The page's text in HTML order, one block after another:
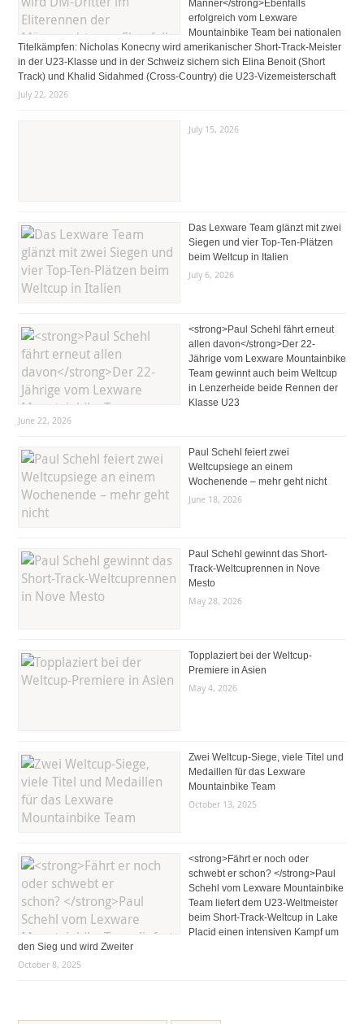
Männer</strong>Ebenfalls
erfolgreich vom Lexware
Mountainbike Team bei nationalen
Titelkämpfen: Nicholas Konecny wird amerikanischer Short-Track-Meister
in der U23-Klasse und in der Schweiz sichern sich Elina Benoit (Short
Track) und Khalid Sidahmed (Cross-Country) die U23-Vizemeisterschaft
July 22, 2026
July 15, 2026
Das Lexware Team glänzt mit zwei
Siegen und vier Top-Ten-Plätzen
beim Weltcup in Italien
July 6, 2026
<strong>Paul Schehl fährt erneut
allen davon</strong>Der 22-
Jährige vom Lexware Mountainbike
Team gewinnt auch beim Weltcup
in Lenzerheide beide Rennen der
Klasse U23
June 22, 2026
Paul Schehl feiert zwei
Weltcupsiege an einem
Wochenende – mehr geht nicht
June 18, 2026
Paul Schehl gewinnt das Short-
Track-Weltcuprennen in Nove
Mesto
May 28, 2026
Topplaziert bei der Weltcup-
Premiere in Asien
May 4, 2026
Zwei Weltcup-Siege, viele Titel und
Medaillen für das Lexware
Mountainbike Team
October 13, 2025
<strong>Fährt er noch oder
schwebt er schon? </strong>Paul
Schehl vom Lexware Mountainbike
Team liefert dem U23-Weltmeister
beim Short-Track-Weltcup in Lake
Placid einen intensiven Kampf um
den Sieg und wird Zweiter
October 8, 2025